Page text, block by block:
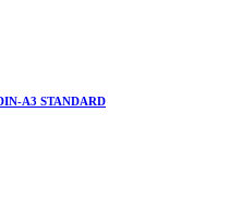
A3 STANDARD